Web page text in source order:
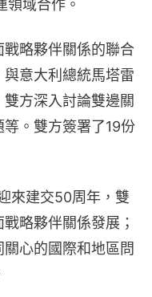
領域合作。
略夥伴關係的聯合
意大利總統馬塔雷
方深入討論雙邊關
。雙方簽署了19份
來建交50周年，雙
略夥伴關係發展；
心的國際和地區問